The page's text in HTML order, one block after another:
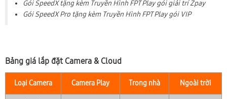
Gói SpeedX tặng kèm Truyền Hình FPT Play gói giải trí Zpay
Gói SpeedX Pro tặng kèm Truyền Hình FPT Play gói VIP
Bảng giá lắp đặt Camera & Cloud
Loại Camera Camera Play Trong nhà Ngoài trời